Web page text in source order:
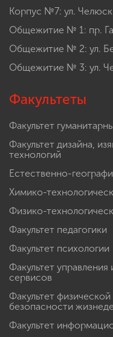
Корпус №7: ул.
Общежитие № 1: пр.
Общежитие № 2: ул.
Общежитие № 3: ул.
Факультеты
Факультет
Факультет дизайна,
технологий
Естественно-
Химико-
Физико-
Факультет педагогики
Факультет психологии
Факультет
сервисов
Факультет
безопасности
Факультет